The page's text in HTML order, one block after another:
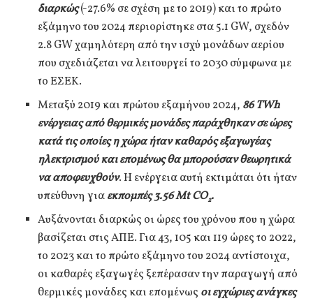
διαρκώς(-27.6% σε σχέση με το 2019) και το πρώτο
εξάμηνο του 2024 περιορίστηκε στα 5.1 GW, σχεδόν
2.8 GW χαμηλότερη από την ισχύ μονάδων αερίου
που σχεδιάζεται να λειτουργεί το 2030 σύμφωνα με
το ΕΣΕΚ.
Μεταξύ 2019 και πρώτου εξαμήνου 2024, 86 ΤWh
ενέργειας από θερμικές μονάδες παράχθηκαν σε ώρες
κατά τις οποίες η χώρα ήταν καθαρός εξαγωγέας
ηλεκτρισμού και επομένως θα μπορούσαν θεωρητικά
να αποφευχθούν. Η ενέργεια αυτή εκτιμάται ότι ήταν
υπεύθυνη γιαεκπομπές 3.56MtCO2.
Αυξάνονται διαρκώς οι ώρες του χρόνου που η χώρα
βασίζεται στις ΑΠΕ. Για 43, 105 και 119 ώρες το 2022,
το 2023 και το πρώτο εξάμηνο του 2024 αντίστοιχα,
οι καθαρές εξαγωγές ξεπέρασαν την παραγωγή από
θερμικές μονάδες και επομένως οι εγχώριες ανάγκες